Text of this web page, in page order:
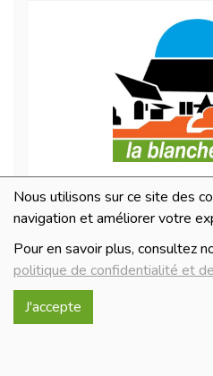
Nous utilisons sur ce site des
navigation et améliorer votre
Pour en savoir plus, consultez
politique de confidentialité et
J'accepte
Mélange 3 poivres 50 g
-
1 pc
4.4€
Réception le
mercredi 12/08